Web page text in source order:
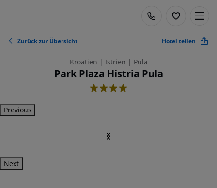
Zurück zur Übersicht Hotel teilen
Kroatien | Istrien | Pula
Park Plaza Histria Pula
4
Previous
Next